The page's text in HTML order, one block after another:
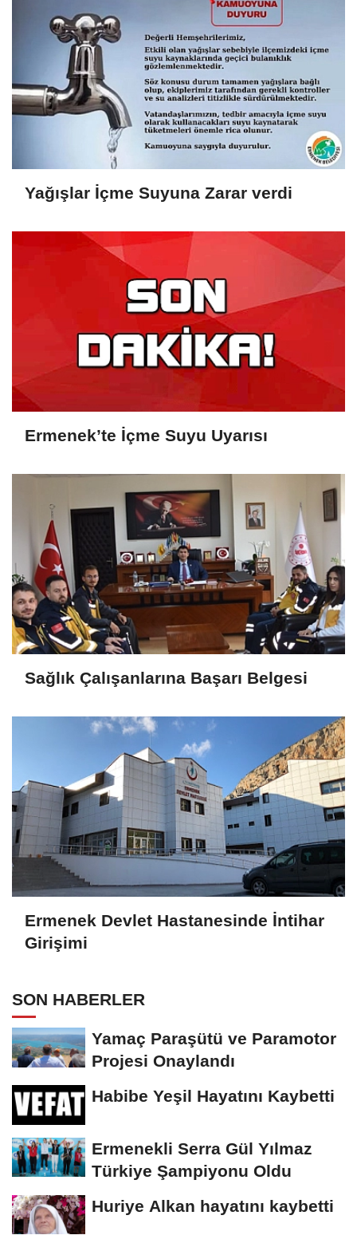
Yağışlar İçme Suyuna Zarar verdi
Ermenek’te İçme Suyu Uyarısı
Sağlık Çalışanlarına Başarı Belgesi
Ermenek Devlet Hastanesinde İntihar
Girişimi
SON HABERLER
Yamaç Paraşütü ve Paramotor
Projesi Onaylandı
Habibe Yeşil Hayatını Kaybetti
Ermenekli Serra Gül Yılmaz
Türkiye Şampiyonu Oldu
Huriye Alkan hayatını kaybetti